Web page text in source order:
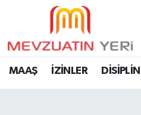
MAAŞ İZİNLER